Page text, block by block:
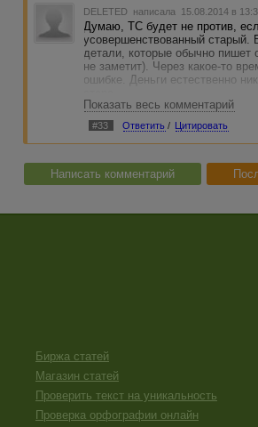
DELETED написала 15.08.2014 в
Думаю, ТС будет не против,
усовершенствованный
детали, которые обычно пишет
не заметит). Через какое-то
ошибке. Деньги естественно
А вот недавно такое со мной
Приходит смс с номера 900
фамилии), потом СМС от
номер тел. отличается на одну
Естественно, ничего
Если развести не удалось,
Показать весь комментарий
#33 Ответить / Цитировать
Написать комментарий
Биржа статей
Магазин статей
Проверить текст на уникальность
Проверка орфографии онлайн